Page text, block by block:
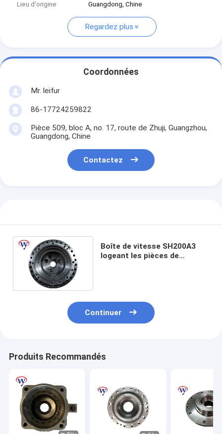
Lieu d'origine
Guangdong, Chine
Regardez plus
Coordonnées
Mr. leifur
86-17724259822
Pièce 509, bloc A, no. 17, route de Zhuji, Guangzhou,
Guangdong, Chine
Contactez
Boîte de vitesse SH200A3
logeant les pièces de
Continuer
Produits Recommandés